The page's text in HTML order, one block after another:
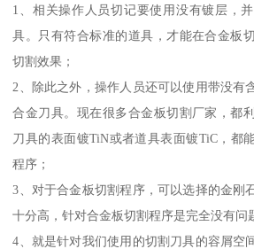
1、相关操作人员切记要使用没有镀层，
具。只有符合标准的道具，才能在合金板
切割效果；
2、除此之外，操作人员还可以使用带没有
合金刀具。现在很多合金板切割厂家，都
刀具的表面镀TiN或者道具表面镀TiC，都
程序；
3、对于合金板切割程序，可以选择的金刚
十分高，针对合金板切割程序是完全没有问
4、就是针对我们使用的切割刀具的容屑空